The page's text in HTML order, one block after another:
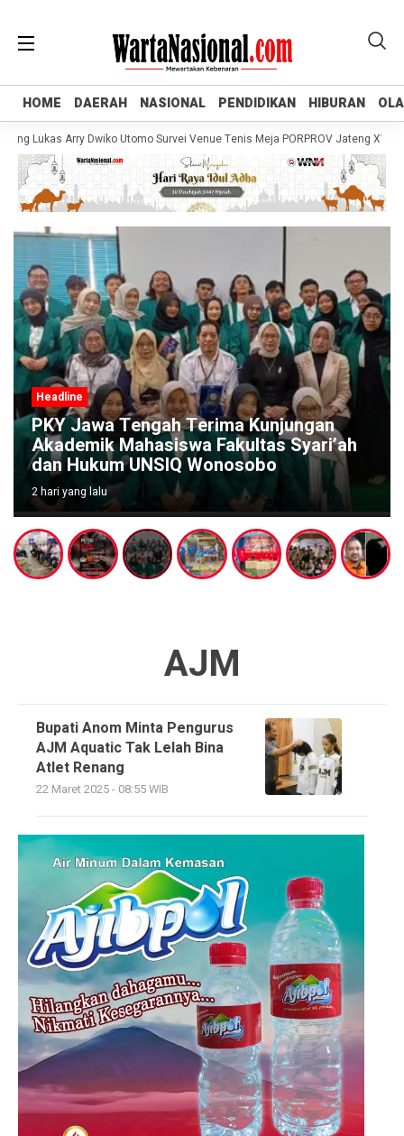
HOME DAERAH NASIONAL PENDIDIKAN HIBURAN
HOME DAERAH NASIONAL PENDIDIKAN HIBURAN
Lukas Arry Dwiko Utomo Survei Venue Tenis Meja PORPROV Jateng XVII
Kunjungan
Fakultas Syari’ah
Headline
Dorong Potensi
Padmanaba Beri
Pembukaan Kades
3 hari yang lalu
AJM
Bupati Anom Minta Pengurus
AJM Aquatic Tak Lelah Bina
Atlet Renang
22 Maret 2025 - 08:55 WIB